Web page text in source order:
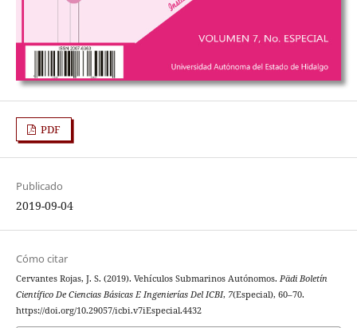
PDF
Publicado
2019-09-04
Cómo citar
Cervantes Rojas, J. S. (2019). Vehículos Submarinos Autónomos. Pädi Boletín
Científico De Ciencias Básicas E Ingenierías Del ICBI, 7(Especial), 60–70.
https://doi.org/10.29057/icbi.v7iEspecial.4432